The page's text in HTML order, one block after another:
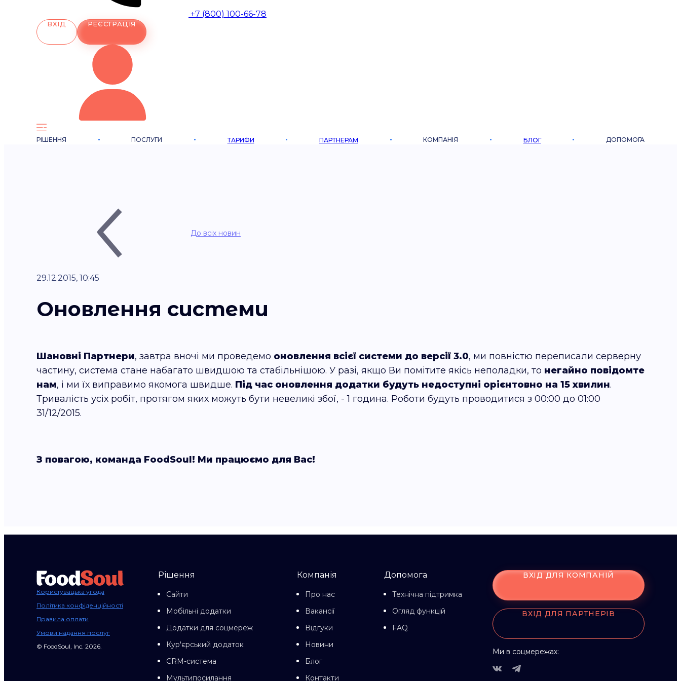
+7 (800) 100-66-78
ВХІД РЕЄСТРАЦІЯ
РІШЕННЯ ПОСЛУГИ ТАРИФИ ПАРТНЕРАМ КОМПАНІЯ БЛОГ ДОПОМОГА
До всіх новин
29.12.2015, 10:45
Оновлення системи
Шановні Партнери, завтра вночі ми проведемо оновлення всієї системи до версії 3.0, ми повністю переписали серверну
частину, система стане набагато швидшою та стабільнішою. У разі, якщо Ви помітите якісь неполадки, то негайно повідомте
нам, і ми їх виправимо якомога швидше. Під час оновлення додатки будуть недоступні орієнтовно на 15 хвилин.
Тривалість усіх робіт, протягом яких можуть бути невеликі збої, - 1 година. Роботи будуть проводитися з 00:00 до 01:00
31/12/2015.
З повагою, команда FoodSoul! Ми працюємо для Вас!
Користувацька угода
Політика конфіденційності
Правила оплати
Умови надання послуг
© FoodSoul, Inc. 2026.
Рішення
Сайти
Мобільні додатки
Додатки для соцмереж
Кур'єрський додаток
CRM-система
Мультипосилання
Компанія
Про нас
Вакансії
Відгуки
Новини
Блог
Контакти
Допомога
Технічна підтримка
Огляд функцій
FAQ
ВХІД ДЛЯ КОМПАНІЙ
ВХІД ДЛЯ ПАРТНЕРІВ
Ми в соцмережах: